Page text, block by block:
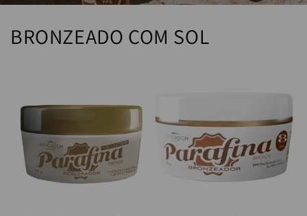
BRONZEADO COM SOL